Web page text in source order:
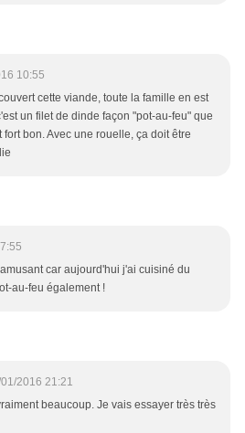
10:55
cette viande, toute la famille en est
un filet de dinde façon "pot-au-feu" que
bon. Avec une rouelle, ça doit être
car aujourd'hui j'ai cuisiné du
au-feu également !
2016 21:21
beaucoup. Je vais essayer très très